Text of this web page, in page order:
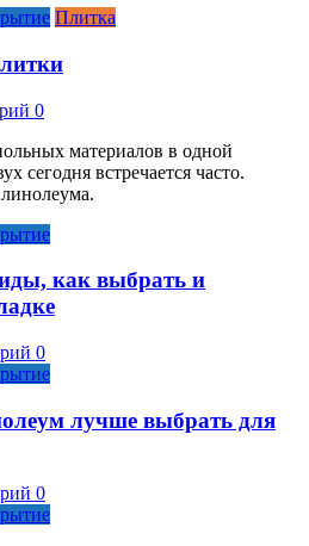
Плитка
0
материалов в одной
сегодня встречается часто.
как выбрать и
0
лучше выбрать для
0